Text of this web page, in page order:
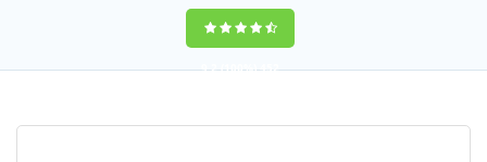
9,2(100%)452